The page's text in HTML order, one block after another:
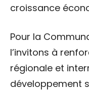
croissance
Pour la
l’invitons à
régionale et
développement